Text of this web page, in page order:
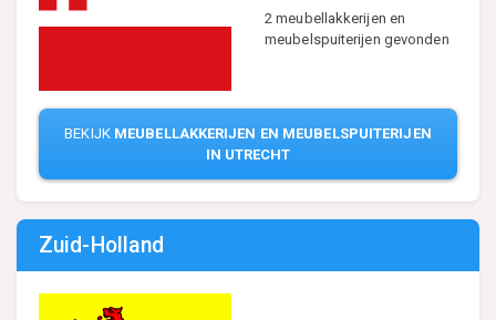
2 meubellakkerijen en
meubelspuiterijen gevonden
BEKIJK MEUBELLAKKERIJEN EN MEUBELSPUITERIJEN
IN UTRECHT
Zuid-Holland